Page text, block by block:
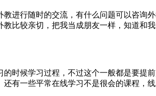
进行随时的交流，有什么问题可以咨询
比较亲切，把我当成朋友一样，知道和
时候学习过程，不过这个一般都是要提
有一些平常在线学习不是很会的课程，